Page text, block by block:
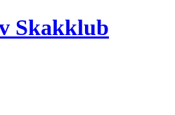
Skakklub